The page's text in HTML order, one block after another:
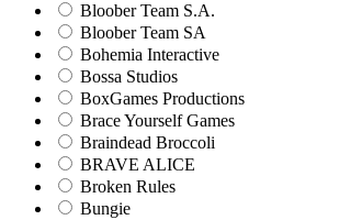
Bloober Team S.A.
Bloober Team SA
Bohemia Interactive
Bossa Studios
BoxGames Productions
Brace Yourself Games
Braindead Broccoli
BRAVE ALICE
Broken Rules
Bungie